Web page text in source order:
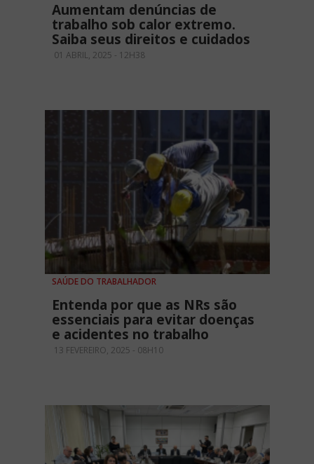
Aumentam denúncias de
trabalho sob calor extremo.
Saiba seus direitos e cuidados
01 ABRIL, 2025 - 12H38
SAÚDE DO TRABALHADOR
Entenda por que as NRs são
essenciais para evitar doenças
e acidentes no trabalho
13 FEVEREIRO, 2025 - 08H10